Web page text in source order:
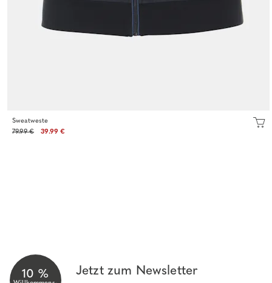
Sweatweste
79.99 €
39.99 €
10 %
Jetzt zum Newsletter